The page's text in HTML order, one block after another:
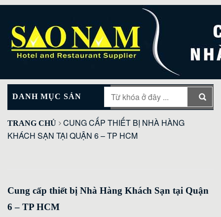
DANH MỤC SẢN
PHẨM
MAIN MENU
TRANG CHỦ
CUNG CẤP THIẾT BỊ NHÀ HÀNG
KHÁCH SẠN TẠI QUẬN 6 – TP HCM
Cung cấp thiết bị Nhà Hàng Khách Sạn tại Quận
6 – TP HCM